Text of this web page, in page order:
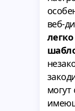
веб-
могут